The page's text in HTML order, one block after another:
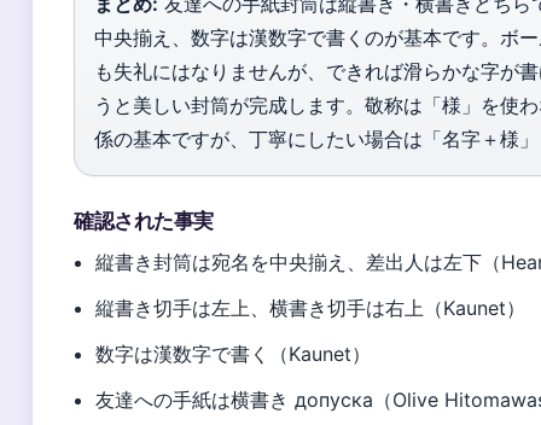
中央揃え、数字は漢数字で書くのが基本です。ボ
も失礼にはなりませんが、できれば滑らかな字が
うと美しい封筒が完成します。敬称は「様」を使
係の基本ですが、丁寧にしたい場合は「名字＋様
確認された事実
縦書き封筒は宛名を中央揃え、差出人は左下（
縦書き切手は左上、横書き切手は右上（Kaunet）
数字は漢数字で書く（Kaunet）
友達への手紙は横書き допуска（Olive